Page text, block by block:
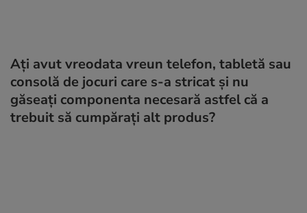
Ați avut vreodata vreun telefon, tabletă sau
consolă de jocuri care s-a stricat și nu
găseați componenta necesară astfel că a
trebuit să cumpărați alt produs?